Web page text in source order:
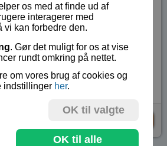
dig om teorien bag energi skabt
børn fra 8 år og op
os med at finde ud af
interagerer med
vi kan forbedre den.
. Gør det muligt for os at vise
rundt omkring på nettet.
om vores brug af cookies og
indstillinger her.
OK til valgte
OK til alle